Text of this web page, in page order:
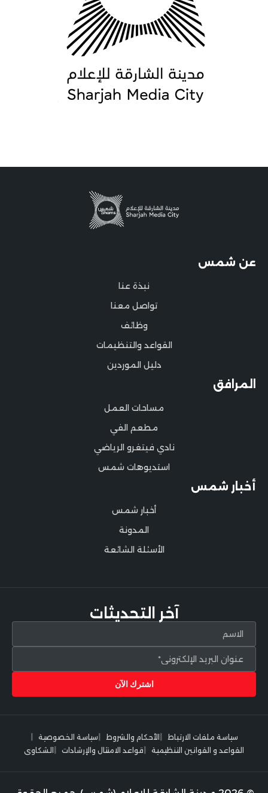
عن شمس
نبذة عنا
تواصل معنا
وظائف
القواعد والتنظيمات
دليل الموردين
المرافق
مساحات العمل
مطعم الفي
نادي فيتغرو الرياضي
استديوهات شمس
أخبار شمس
أخبار شمس
المدونة
الأسئلة الشائعة
آخر التحديثات
سياسة ملفات الارتباط الأحكام والشروط
سياسة الخصوصية
القواعد و القوانين التنظيمية
قواعد الامتثال والإرشادات الشكاوى